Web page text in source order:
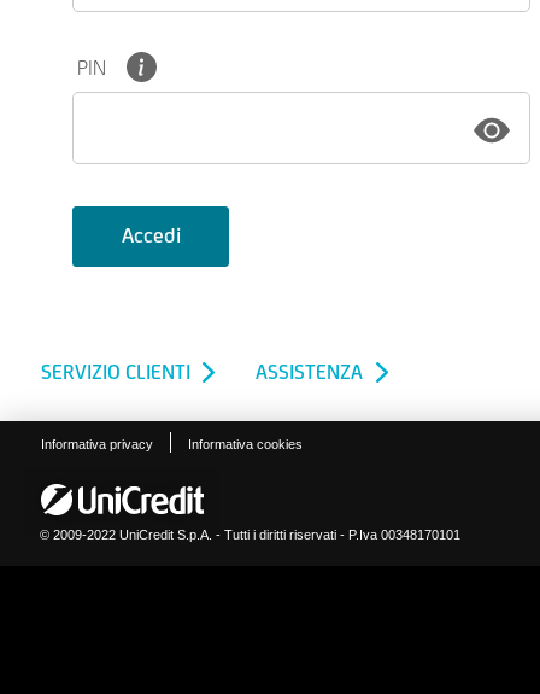
SERVIZIO CLIENTI ASSISTENZA
Informativa privacy Informativa cookies
© 2009-2022 UniCredit S.p.A. - Tutti i diritti riservati - P.Iva 00348170101